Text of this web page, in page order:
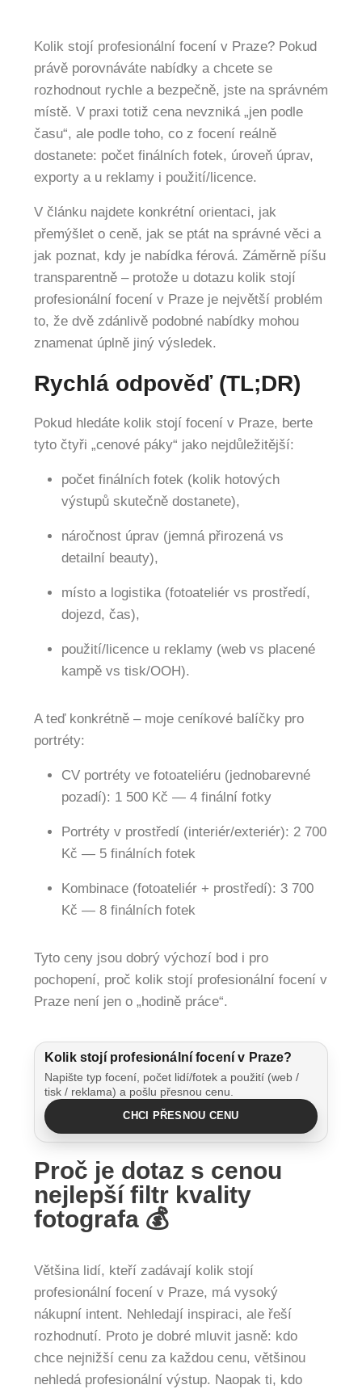
Kolik stojí profesionální focení v Praze? Pokud
právě porovnáváte nabídky a chcete se
rozhodnout rychle a bezpečně, jste na správném
místě. V praxi totiž cena nevzniká „jen podle
času“, ale podle toho, co z focení reálně
dostanete: počet finálních fotek, úroveň úprav,
exporty a u reklamy i použití/licence.
V článku najdete konkrétní orientaci, jak
přemýšlet o ceně, jak se ptát na správné věci a
jak poznat, kdy je nabídka férová. Záměrně píšu
transparentně – protože u dotazu kolik stojí
profesionální focení v Praze je největší problém
to, že dvě zdánlivě podobné nabídky mohou
znamenat úplně jiný výsledek.
Rychlá odpověď (TL;DR)
Pokud hledáte kolik stojí focení v Praze, berte
tyto čtyři „cenové páky“ jako nejdůležitější:
počet finálních fotek (kolik hotových
výstupů skutečně dostanete),
náročnost úprav (jemná přirozená vs
detailní beauty),
místo a logistika (fotoateliér vs prostředí,
dojezd, čas),
použití/licence u reklamy (web vs placené
kampě vs tisk/OOH).
A teď konkrétně – moje ceníkové balíčky pro
portréty:
CV portréty ve fotoateliéru (jednobarevné
pozadí): 1 500 Kč — 4 finální fotky
Portréty v prostředí (interiér/exteriér): 2 700
Kč — 5 finálních fotek
Kombinace (fotoateliér + prostředí): 3 700
Kč — 8 finálních fotek
Tyto ceny jsou dobrý výchozí bod i pro
pochopení, proč kolik stojí profesionální focení v
Praze není jen o „hodině práce“.
Kolik stojí profesionální focení v Praze?
Napište typ focení, počet lidí/fotek a použití (web /
tisk / reklama) a pošlu přesnou cenu.
CHCI PŘESNOU CENU
Proč je dotaz s cenou
nejlepší filtr kvality
fotografa 💰
Většina lidí, kteří zadávají kolik stojí
profesionální focení v Praze, má vysoký
nákupní intent. Nehledají inspiraci, ale řeší
rozhodnutí. Proto je dobré mluvit jasně: kdo
chce nejnižší cenu za každou cenu, většinou
nehledá profesionální výstup. Naopak ti, kdo